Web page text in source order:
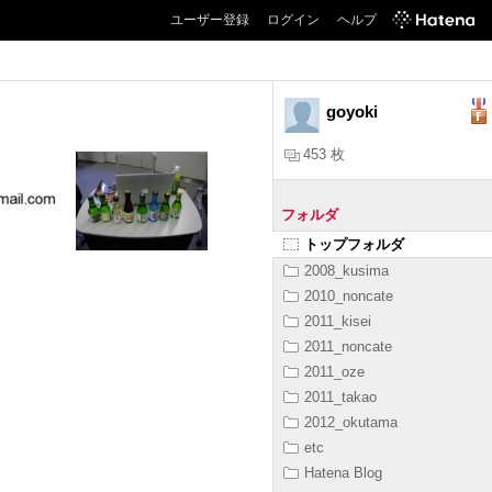
ユーザー登録 ログイン ヘルプ
goyoki
453 枚
フォルダ
トップフォルダ
2008_kusima
2010_noncate
2011_kisei
2011_noncate
2011_oze
2011_takao
2012_okutama
etc
Hatena Blog